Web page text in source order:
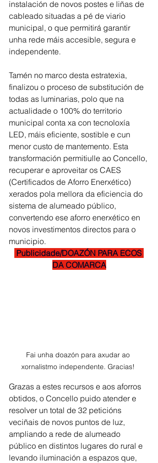
instalación de novos postes e liñas de
cableado situadas a pé de viario
municipal, o que permitirá garantir
unha rede máis accesible, segura e
independente.
Tamén no marco desta estratexia,
finalizou o proceso de substitución de
todas as luminarias, polo que na
actualidade o 100% do territorio
municipal conta xa con tecnoloxía
LED, máis eficiente, sostible e cun
menor custo de mantemento. Esta
transformación permitiulle ao Concello,
recuperar e aproveitar os CAES
(Certificados de Aforro Enerxético)
xerados pola mellora da eficiencia do
sistema de alumeado público,
convertendo ese aforro enerxético en
novos investimentos directos para o
municipio.
Publicidade/DOAZÓN PARA ECOS
DA COMARCA
Fai unha doazón para axudar ao
xornalistmo independente. Gracias!
Grazas a estes recursos e aos aforros
obtidos, o Concello puido atender e
resolver un total de 32 peticións
veciñais de novos puntos de luz,
ampliando a rede de alumeado
público en distintos lugares do rural e
levando iluminación a espazos que,